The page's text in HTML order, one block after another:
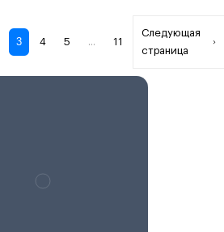
3 4 5 ... 11
Следующая
страница